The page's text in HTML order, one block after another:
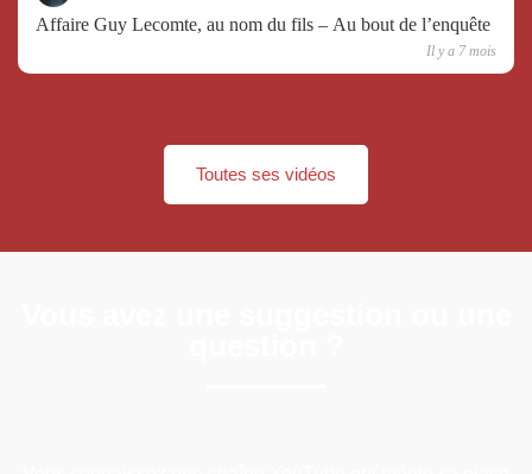
Affaire Guy Lecomte, au nom du fils – Au bout de l’enquête
Il y a 7 mois
Toutes ses vidéos